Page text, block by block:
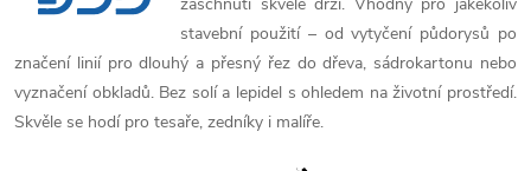
stavební použití – od vytyčení půdorysů po
značení linií pro dlouhý a přesný řez do dřeva, sádrokartonu nebo
vyznačení obkladů. Bez solí a lepidel s ohledem na životní prostředí.
Skvěle se hodí pro tesaře, zedníky i malíře.